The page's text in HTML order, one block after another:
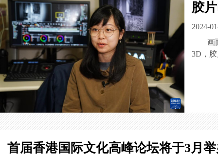
胶
2024-
画
3D，
首届香港国际文化高峰论坛将于3月